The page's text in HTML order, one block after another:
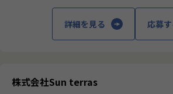
【新規ベンダー立上げ】
・新規ITベンダー**立ち上げ（稟議申請、
経歴書英訳、インタビュー設定、捺印申請
イナー立ち上げサポート※コース無償受講
ラン、各種オペレーションフローマニュア
詳細を見る 応募
株式会社Sun terras